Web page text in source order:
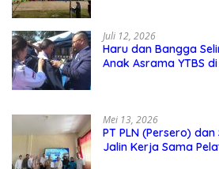
Juli 12, 2026
Haru dan Bangga
Anak Asrama YTBS
Mei 13, 2026
PT PLN (Persero) dan
Jalin Kerja Sama